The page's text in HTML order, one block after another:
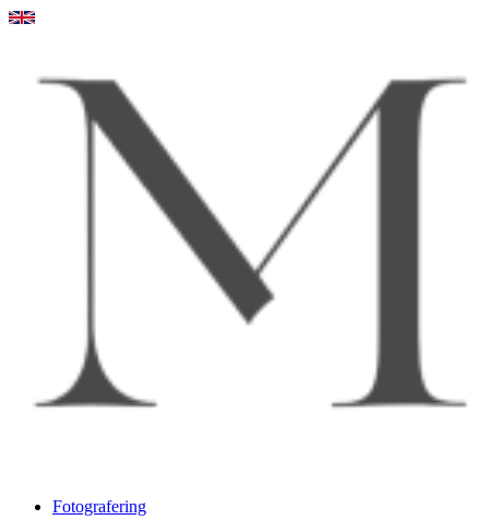
Videre
Fotografering